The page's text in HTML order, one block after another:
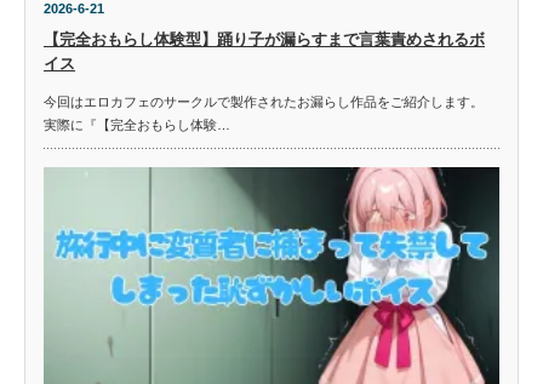
2026-6-21
【完全おもらし体験型】踊り子が漏らすまで言葉責めされるボ
イス
今回はエロカフェのサークルで製作されたお漏らし作品をご紹介します。
実際に『【完全おもらし体験…